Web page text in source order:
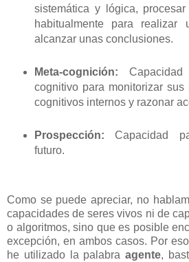
sistemática y lógica,
habitualmente para realizar
alcanzar unas conclusiones.
Meta-cognición:
cognitivo para monitorizar sus
cognitivos internos y razonar
Prospección:Capacidad
futuro.
Como se puede apreciar, no
capacidades de seres vivos ni de
o algoritmos, sino que es posible
excepción, en ambos casos. Por
he utilizado la palabra agente,